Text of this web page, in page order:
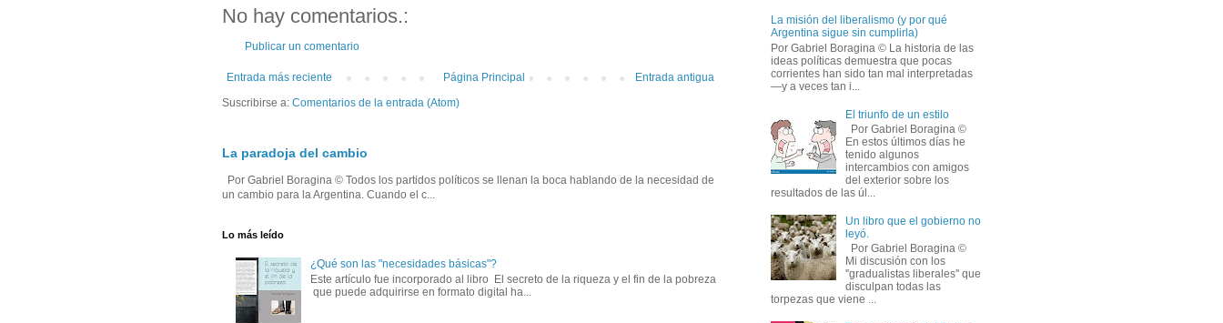
No hay comentarios.:
Publicar un comentario
Entrada más reciente Entrada antigua
Página Principal
Suscribirse a: Comentarios de la entrada (Atom)
La paradoja del cambio
Por Gabriel Boragina © Todos los partidos políticos se llenan la boca hablando de la necesidad de
un cambio para la Argentina. Cuando el c...
Lo más leído
¿Qué son las "necesidades básicas"?
Este artículo fue incorporado al libro El secreto de la riqueza y el fin de la pobreza
que puede adquirirse en formato digital ha...
La misión del liberalismo (y por qué
Argentina sigue sin cumplirla)
Por Gabriel Boragina © La historia de las
ideas políticas demuestra que pocas
corrientes han sido tan mal interpretadas
—y a veces tan i...
El triunfo de un estilo
Por Gabriel Boragina ©
En estos últimos días he
tenido algunos
intercambios con amigos
del exterior sobre los
resultados de las úl...
Un libro que el gobierno no
leyó.
Por Gabriel Boragina ©
Mi discusión con los
''gradualistas liberales'' que
disculpan todas las
torpezas que viene ...